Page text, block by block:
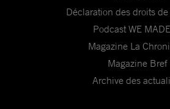
Déclaration des droits
Podcast WE
Magazine La
Magazine Bref
Archive des